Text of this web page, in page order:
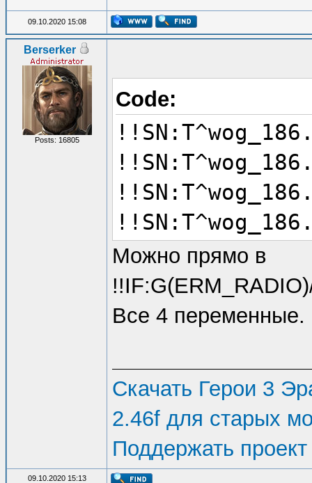
09.10.2020 15:08
Berserker
Posts: 16805
Code:
Можно прямо в
Все 4 переменные.
Скачать Герои 3
2.46f для старых
Поддержать проект
09.10.2020 15:13